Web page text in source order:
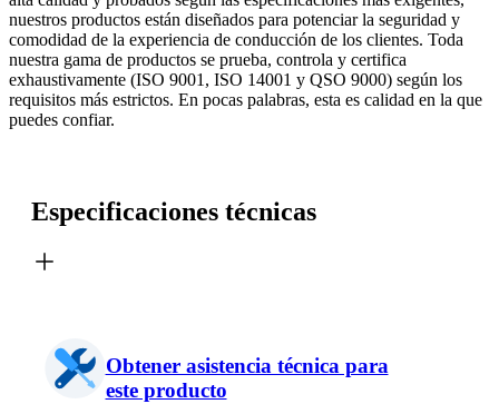
nuestros productos están diseñados para potenciar la seguridad y
comodidad de la experiencia de conducción de los clientes. Toda
nuestra gama de productos se prueba, controla y certifica
exhaustivamente (ISO 9001, ISO 14001 y QSO 9000) según los
requisitos más estrictos. En pocas palabras, esta es calidad en la que
puedes confiar.
Especificaciones técnicas
Obtener asistencia técnica para
este producto